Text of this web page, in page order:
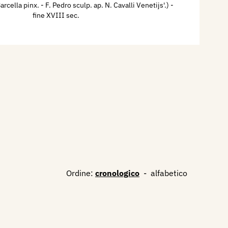
pinx. - F. Pedro sculp. ap. N. Cavalli Venetijs'.) -
fine XVIII sec.
Ordine: cronologico - alfabetico